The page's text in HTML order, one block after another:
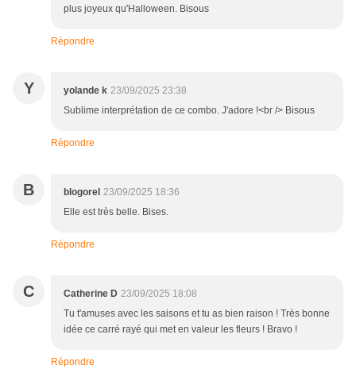
plus joyeux qu'Halloween. Bisous
Répondre
Y yolande k 23/09/2025 23:38
Sublime interprétation de ce combo. J'adore !<br /> Bisous
Répondre
B blogorel 23/09/2025 18:36
Elle est très belle. Bises.
Répondre
C Catherine D 23/09/2025 18:08
Tu t'amuses avec les saisons et tu as bien raison ! Très bonne
idée ce carré rayé qui met en valeur les fleurs ! Bravo !
Répondre